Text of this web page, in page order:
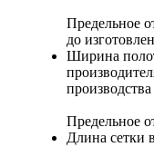
Предельное
до
Ширина
Предельное
Длина сетки